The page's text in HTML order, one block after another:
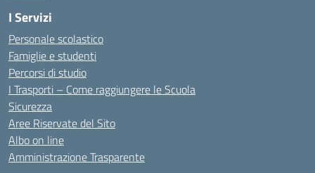
I Servizi
Personale scolastico
Famiglie e studenti
Percorsi di studio
I Trasporti – Come raggiungere le Scuola
Sicurezza
Aree Riservate del Sito
Albo on line
Amministrazione Trasparente